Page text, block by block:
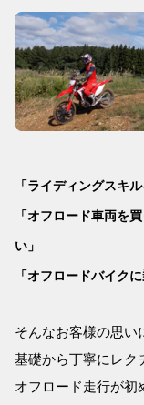
「ライディングスキ
「オフロード車両を
い」
「オフロードバイク
そんなお客様の思い
基礎から丁寧にレク
オフロード走行が初